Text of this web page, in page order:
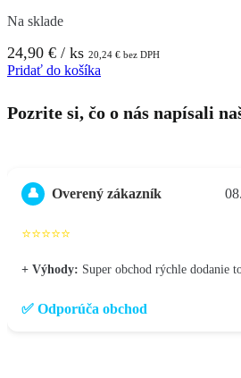
Na sklade
24,90 € / ks 20,24 € bez DPH
Pridať do košíka
Pozrite si, čo o nás napísali
👤 Overený zákazník
⭐⭐⭐⭐⭐
+ Výhody: Super obchod rýchle dodanie
✅ Odporúča obchod